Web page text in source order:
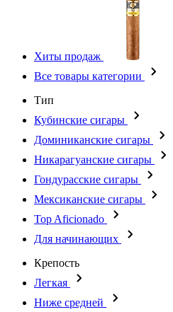
Хиты продаж
Все товары категории
Тип
Кубинские сигары
Доминиканские сигары
Никарагуанские сигары
Гондурасские сигары
Мексиканские сигары
Top Aficionado
Для начинающих
Крепость
Легкая
Ниже средней